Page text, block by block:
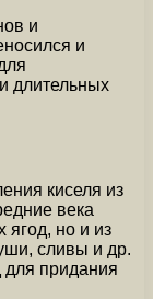
и
и
длительных
киселя из
века
ягод, но и из
сливы и др.
для придания